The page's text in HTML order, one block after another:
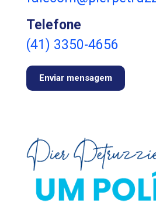
Telefone
(41) 3350-4656
Enviar mensagem